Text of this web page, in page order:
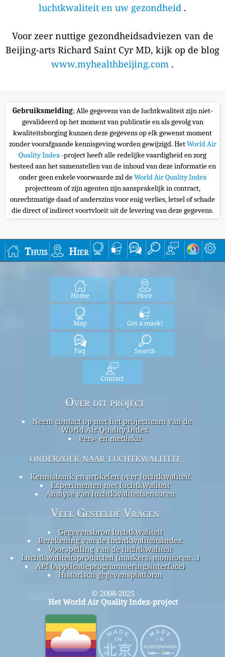
luchtkwaliteit en uw gezondheid .
Voor zeer nuttige gezondheidsadviezen van de
Beijing-arts Richard Saint Cyr MD, kijk op de blog
www.myhealthbeijing.com .
Gebruiksmelding: Alle gegevens van de luchtkwaliteit zijn niet-
gevalideerd op het moment van publicatie en als gevolg van
kwaliteitsborging kunnen deze gegevens op elk gewenst moment
zonder voorafgaande kennisgeving worden gewijzigd. HetWorld Air
Quality Index-project heeft alle redelijke vaardigheid en zorg
besteed aan het samenstellen van de inhoud van deze informatie en
onder geen enkele voorwaarde zal deWorld Air Quality Index
projectteam of zijn agenten zijn aansprakelijk in contract,
onrechtmatige daad of anderszins voor enig verlies, letsel of schade
die direct of indirect voortvloeit uit de levering van deze gegevens.
Thuis Hier
Home Here
Map Get a mask!
Faq Search
Contact
Over dit project
Neem contact op met het projectteam van de
World Air Quality Index
Pers- en mediakit
onderzoek naar luchtkwaliteit
Kennisbank en artikelen over luchtkwaliteit
Experimenten met luchtkwaliteit
Analyse van luchtkwaliteitsensoren
Veel Gestelde Vragen
Gegevensbron luchtkwaliteit
Berekening van de luchtkwaliteitsindex
Voorspelling van de luchtkwaliteit
Luchtkwaliteitsproducten (maskers, monitoren…)
API (Applicatieprogrammeringsinterface)
Historisch gegevensplatform
© 2008-2025
Het World Air Quality Index-project